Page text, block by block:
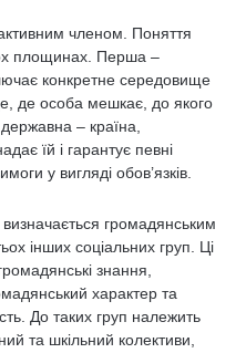
членом. Поняття
площинах. Перша –
конкретне середовище
де особа мешкає, до якого
– країна,
їй і гарантує певні
у вигляді обов’язків.
громадянським
інших соціальних груп. Ці
знання,
характер та
До таких груп належить
та шкільний колективи,